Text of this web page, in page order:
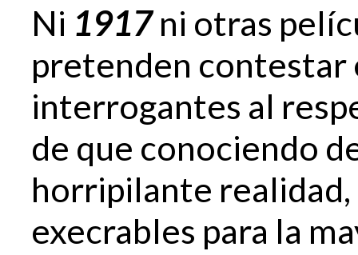
Ni 1917ni otras
pretenden contestar
interrogantes al
de que conociendo
horripilante realidad,
execrables para la